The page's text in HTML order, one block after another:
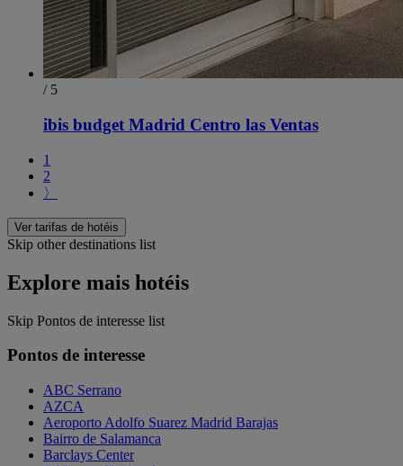
/ 5
ibis budget Madrid Centro las Ventas
1
2
〉
Ver tarifas de hotéis
Skip other destinations list
Explore mais hotéis
Skip Pontos de interesse list
Pontos de interesse
ABC Serrano
AZCA
Aeroporto Adolfo Suarez Madrid Barajas
Bairro de Salamanca
Barclays Center